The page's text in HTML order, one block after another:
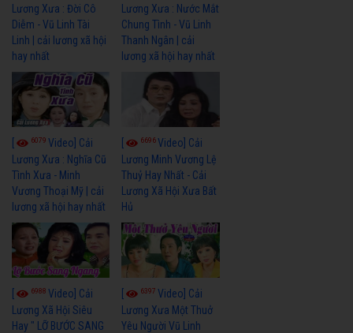
Lương Xưa : Đời Cô
Diễm - Vũ Linh Tài
Linh | cải lương xã hội
hay nhất
Lương Xưa : Nước Mắt
Chung Tình - Vũ Linh
Thanh Ngân | cải
lương xã hội hay nhất
6079 Video] Cải
Lương Xưa : Nghĩa Cũ
Tình Xưa - Minh
Vương Thoại Mỹ | cải
lương xã hội hay nhất
6696Video] Cải
Lương Minh Vương Lệ
Thuỷ Hay Nhất - Cải
Lương Xã Hội Xưa Bất
Hủ
6988 Video] Cải
Lương Xã Hội Siêu
Hay " LỠ BƯỚC SANG
6397Video] Cải
Lương Xưa Một Thuở
Yêu Người Vũ Linh